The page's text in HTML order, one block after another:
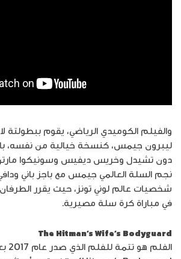
والفيلم الكوميدي الرياضي، يقوم ببطولتة
ليبرون جيمس، كنسخة خيالية من نفسه،
دون تشيدل وخريس ديفيس وسونيكوا
نجم السلة العالمي جيمس مع باجز باني
شخصيات عالم لوني تونز، حيث يقرر
في مباراة كرة سلة مصيرية.
The Hitman’s Wife’s Bodyguard